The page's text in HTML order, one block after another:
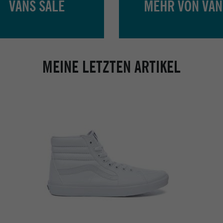
VANS SALE MEHR VON
MEINE LETZTEN ARTIKEL